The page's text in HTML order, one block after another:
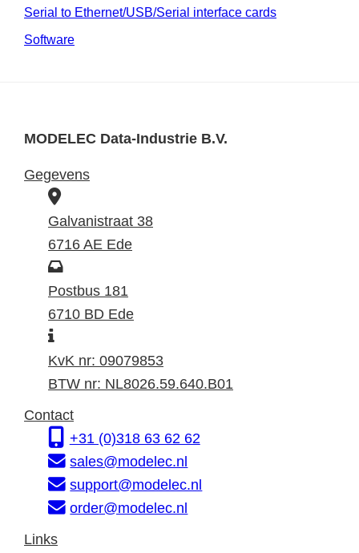
Serial to Ethernet/USB/Serial interface cards
Software
MODELEC Data-Industrie B.V.
Gegevens
B
e
z
o
e
k
d
r
s
Galvanistraat 38
6716 AE Ede
P
o
s
a
d
e
s
Postbus 181
6710 BD Ede
I
n
f
r
m
a
t
e
KvK nr: 09079853
BTW nr: NL8026.59.640.B01
Contact
+31 (0)318 63 62 62
sales@modelec.nl
support@modelec.nl
order@modelec.nl
Links